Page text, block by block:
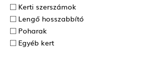
Kerti szerszámok
Lengő hosszabbító
Poharak
Egyéb kert